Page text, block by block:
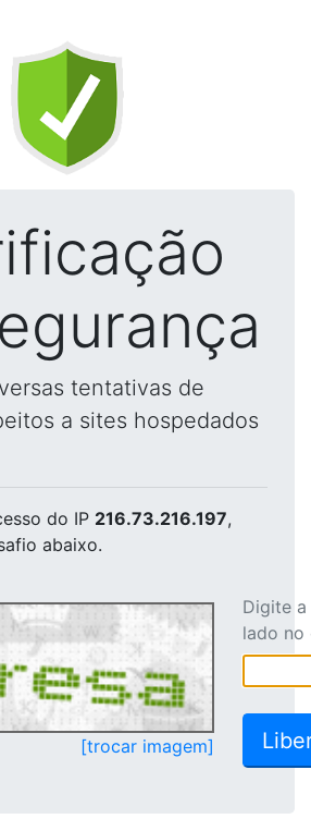
tentativas de
a sites hospedados
do IP 216.73.216.197,
abaixo.
[trocar imagem]
Digite
lado no